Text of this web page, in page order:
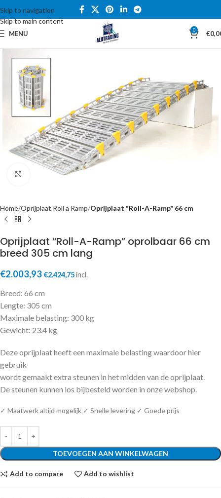
Skip to navigation
Skip to main content
MENU 0 €
Click to enlarge
Home Oprijplaat Roll a Ramp Oprijplaat "Roll-A-Ramp" 66 cm
Oprijplaat “Roll-A-Ramp” oprolbaar 66 cm
breed 305 cm lang
€2.003,93 €2.424,75incl.
Breed: 66 cm
Lengte: 305 cm
Maximale belasting: 300 kg
Gewicht: 23.4 kg
Deze oprijplaat heeft een maximale belasting waardoor hier
gebruik
wordt gemaakt extra steunen in het midden van de oprijplaat.
De steunen kunnen los bijbesteld worden in onze webshop.
✓ Maatwerk altijd mogelijk ✓ Snelle levering ✓ Goede prijs
TOEVOEGEN AAN WINKELWAGEN
Add to compare Add to wishlist